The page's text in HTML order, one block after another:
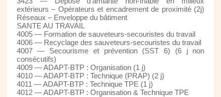
extérieurs – Opérateurs et encadrement de proximité (2j)
Réseaux – Enveloppe du bâtiment
SANTE AU TRAVAIL
4005 — Formation de sauveteurs-secouristes du travail
4006 — Recyclage des sauveteurs-secouristes du travail
4007 — Secourisme et prévention (SST 6) (6 j non
consécutifs)
4009 — ADAPT-BTP : Organisation (1 j)
4010 — ADAPT-BTP : Technique (PRAP) (2 j)
4011 — ADAPT-BTP : Technique TPE (1 j)
4012 — ADAPT-BTP : Organisation & Technique TPE